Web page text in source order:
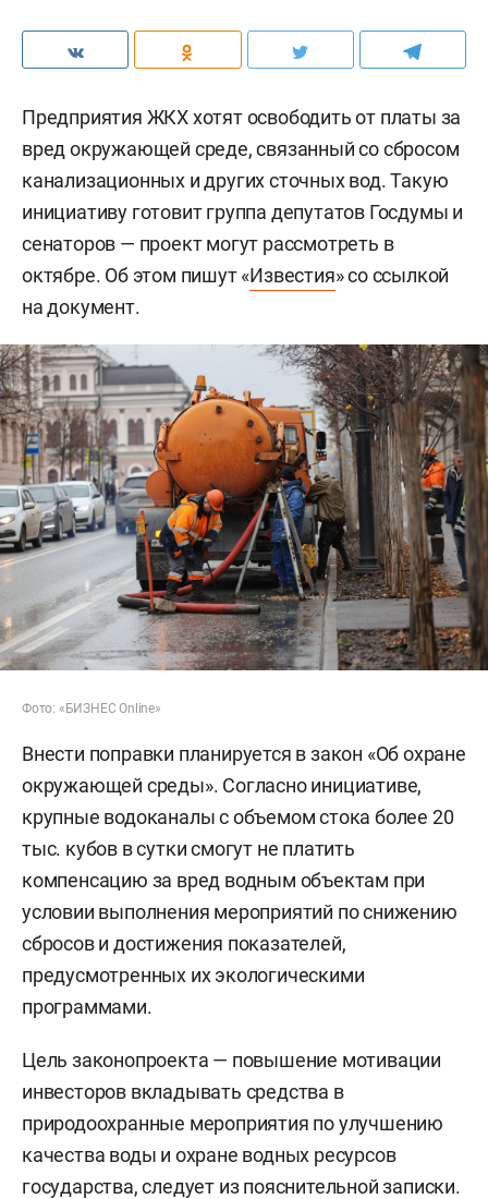
Предприятия ЖКХ хотят освободить от платы за
вред окружающей среде, связанный со сбросом
канализационных и других сточных вод. Такую
инициативу готовит группа депутатов Госдумы и
сенаторов — проект могут рассмотреть в
октябре. Об этом пишут «Известия» со ссылкой
на документ.
Фото: «БИЗНЕС Online»
Внести поправки планируется в закон «Об охране
окружающей среды». Согласно инициативе,
крупные водоканалы с объемом стока более 20
тыс. кубов в сутки смогут не платить
компенсацию за вред водным объектам при
условии выполнения мероприятий по снижению
сбросов и достижения показателей,
предусмотренных их экологическими
программами.
Цель законопроекта — повышение мотивации
инвесторов вкладывать средства в
природоохранные мероприятия по улучшению
качества воды и охране водных ресурсов
государства, следует из пояснительной записки.